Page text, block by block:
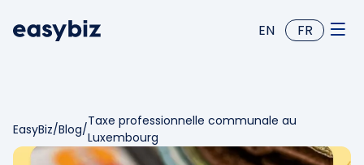
EN FR
EasyBiz/Blog/
Taxe professionnelle communale au
Luxembourg